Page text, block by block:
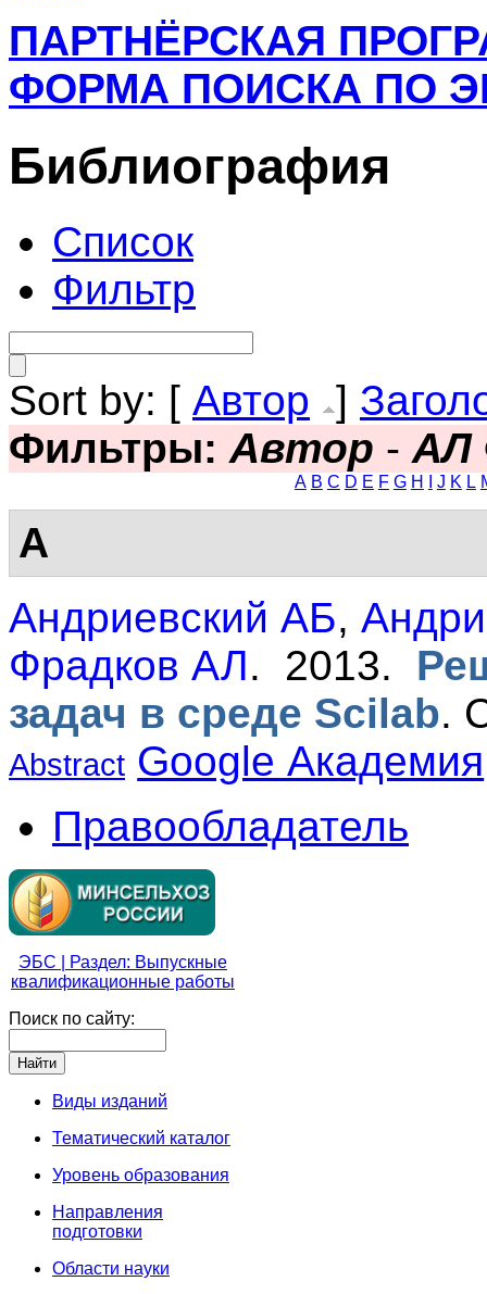
ПАРТНЁРСКАЯ
ФОРМА ПОИСКА ПО
Библиография
Список
Фильтр
Sort by: [ Автор ]
Фильтры: Автор - АЛ
A B C D E F G H J K L
А
Андриевский АБ,
Фрадков АЛ. 2013.
задач в среде Scilab.
Abstract Google Академия
Правообладатель
ЭБС | Раздел: Выпускные
квалификационные работы
Поиск по сайту:
Виды изданий
Тематический каталог
Уровень образования
Направления
подготовки
Области науки